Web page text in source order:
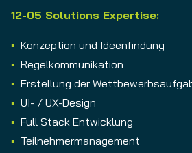
12-05 Solutions Expertise:
Konzeption und Ideenfindung
Regelkommunikation
Erstellung der
UI- / UX-Design
Full Stack Entwicklung
Teilnehmermanagement